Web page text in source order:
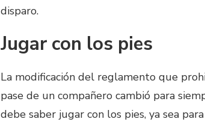
disparo.
Jugar con los pies
La modificación del reglamento que
pase de un compañero cambió para
debe saber jugar con los pies, ya sea